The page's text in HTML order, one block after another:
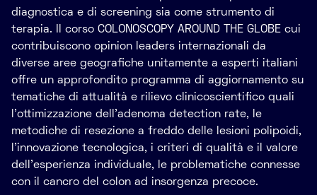
diagnostica e di screening sia come strumento di
terapia. Il corso COLONOSCOPY AROUND THE GLOBE cui
contribuiscono opinion leaders internazionali da
diverse aree geografiche unitamente a esperti italiani
offre un approfondito programma di aggiornamento su
tematiche di attualità e rilievo clinicoscientifico quali
l’ottimizzazione dell’adenoma detection rate, le
metodiche di resezione a freddo delle lesioni polipoidi,
l’innovazione tecnologica, i criteri di qualità e il valore
dell’esperienza individuale, le problematiche connesse
con il cancro del colon ad insorgenza precoce.